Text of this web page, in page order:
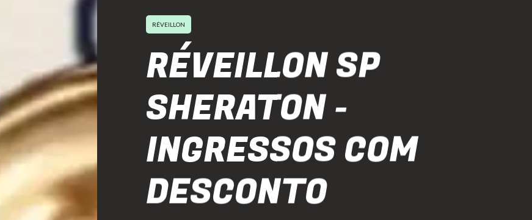
RÉVEILLON
RÉVEILLON SP
SHERATON -
INGRESSOS COM
DESCONTO